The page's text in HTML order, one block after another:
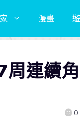
漫畫
連續角
0